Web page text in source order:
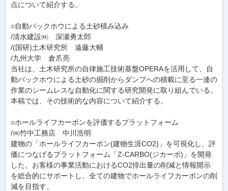
点について紹介する。
○自動バックホウによる土砂積み込み
/清水建設㈱ 深瀬勇太郎
/(国研)土木研究所 遠藤大輔
/九州大学 倉爪亮
当社は、土木研究所の自律施工技術基盤OPERAを活用して、自
動バックホウによる土砂の掘削からダンプへの積載に至る一連の
作業のシームレスな自動化に関する研究開発に取り組んでいる。
本稿では、その技術的な内容について紹介する。
○ホールライフカーボンを評価するプラットフォーム
/㈱竹中工務店 中川浩明
建物の「ホールライフカーボン(建物生涯CO2)」を可視化し、評
価につなげるプラットフォーム「Z-CARBO(ジカーボ)」を開発
した。お客様の事業活動におけるCO2排出量の削減と情報開示
を総合的にサポートし、全ての建物でホールライフカーボンの削
減を目指す。